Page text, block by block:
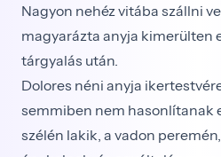
Nagyon nehéz vitába szállni
magyarázta anyja kimerülten
tárgyalás után.
Dolores néni anyja
semmiben nem hasonlítanak
szélén lakik, a vadon